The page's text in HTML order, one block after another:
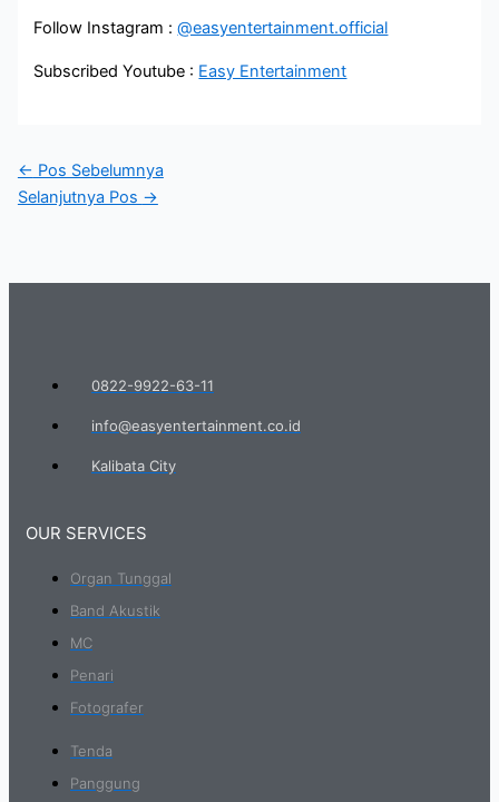
Follow Instagram :@easyentertainment.official
Subscribed Youtube : Easy Entertainment
← Pos Sebelumnya
Selanjutnya Pos →
0822-9922-63-11
info@easyentertainment.co.id
Kalibata City
OUR SERVICES
Organ Tunggal
Band Akustik
MC
Penari
Fotografer
Tenda
Panggung